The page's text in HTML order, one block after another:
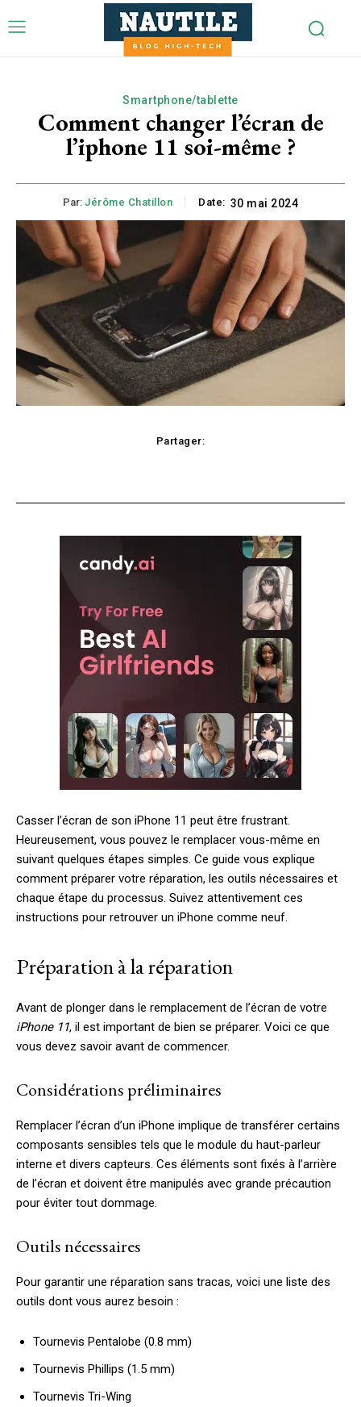
Smartphone/tablette
Comment changer l’écran de
l’iphone 11 soi-même ?
Par: Jérôme Chatillon Date: 30 mai 2024
Partager:
Casser l’écran de son iPhone 11 peut être frustrant.
Heureusement, vous pouvez le remplacer vous-même en
suivant quelques étapes simples. Ce guide vous explique
comment préparer votre réparation, les outils nécessaires et
chaque étape du processus. Suivez attentivement ces
instructions pour retrouver un iPhone comme neuf.
Préparation à la réparation
Avant de plonger dans le remplacement de l’écran de votre
iPhone 11, il est important de bien se préparer. Voici ce que
vous devez savoir avant de commencer.
Considérations préliminaires
Remplacer l’écran d’un iPhone implique de transférer certains
composants sensibles tels que le module du haut-parleur
interne et divers capteurs. Ces éléments sont fixés à l’arrière
de l’écran et doivent être manipulés avec grande précaution
pour éviter tout dommage.
Outils nécessaires
Pour garantir une réparation sans tracas, voici une liste des
outils dont vous aurez besoin :
Tournevis Pentalobe (0.8 mm)
Tournevis Phillips (1.5 mm)
Tournevis Tri-Wing